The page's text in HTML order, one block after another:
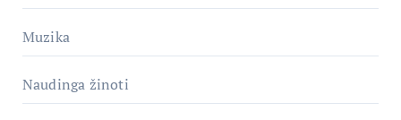
Muzika
Naudinga žinoti